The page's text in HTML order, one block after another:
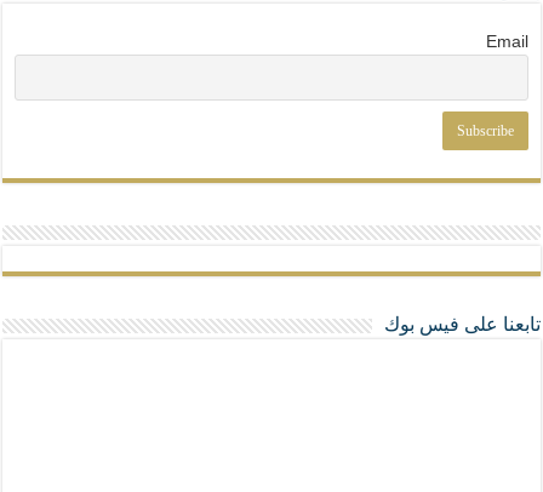
Email
تابعنا على فيس بوك